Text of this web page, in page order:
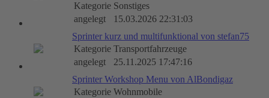
Kategorie Sonstiges
angelegt
15.03.2026 22:31:03
Sprinter kurz und multifunktional von stefan75
Kategorie Transportfahrzeuge
angelegt
25.11.2025 17:47:16
Sprinter Workshop Menu von AlBondigaz
Kategorie Wohnmobile